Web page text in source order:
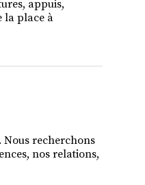
appuis,
la place à
recherchons
nos relations,